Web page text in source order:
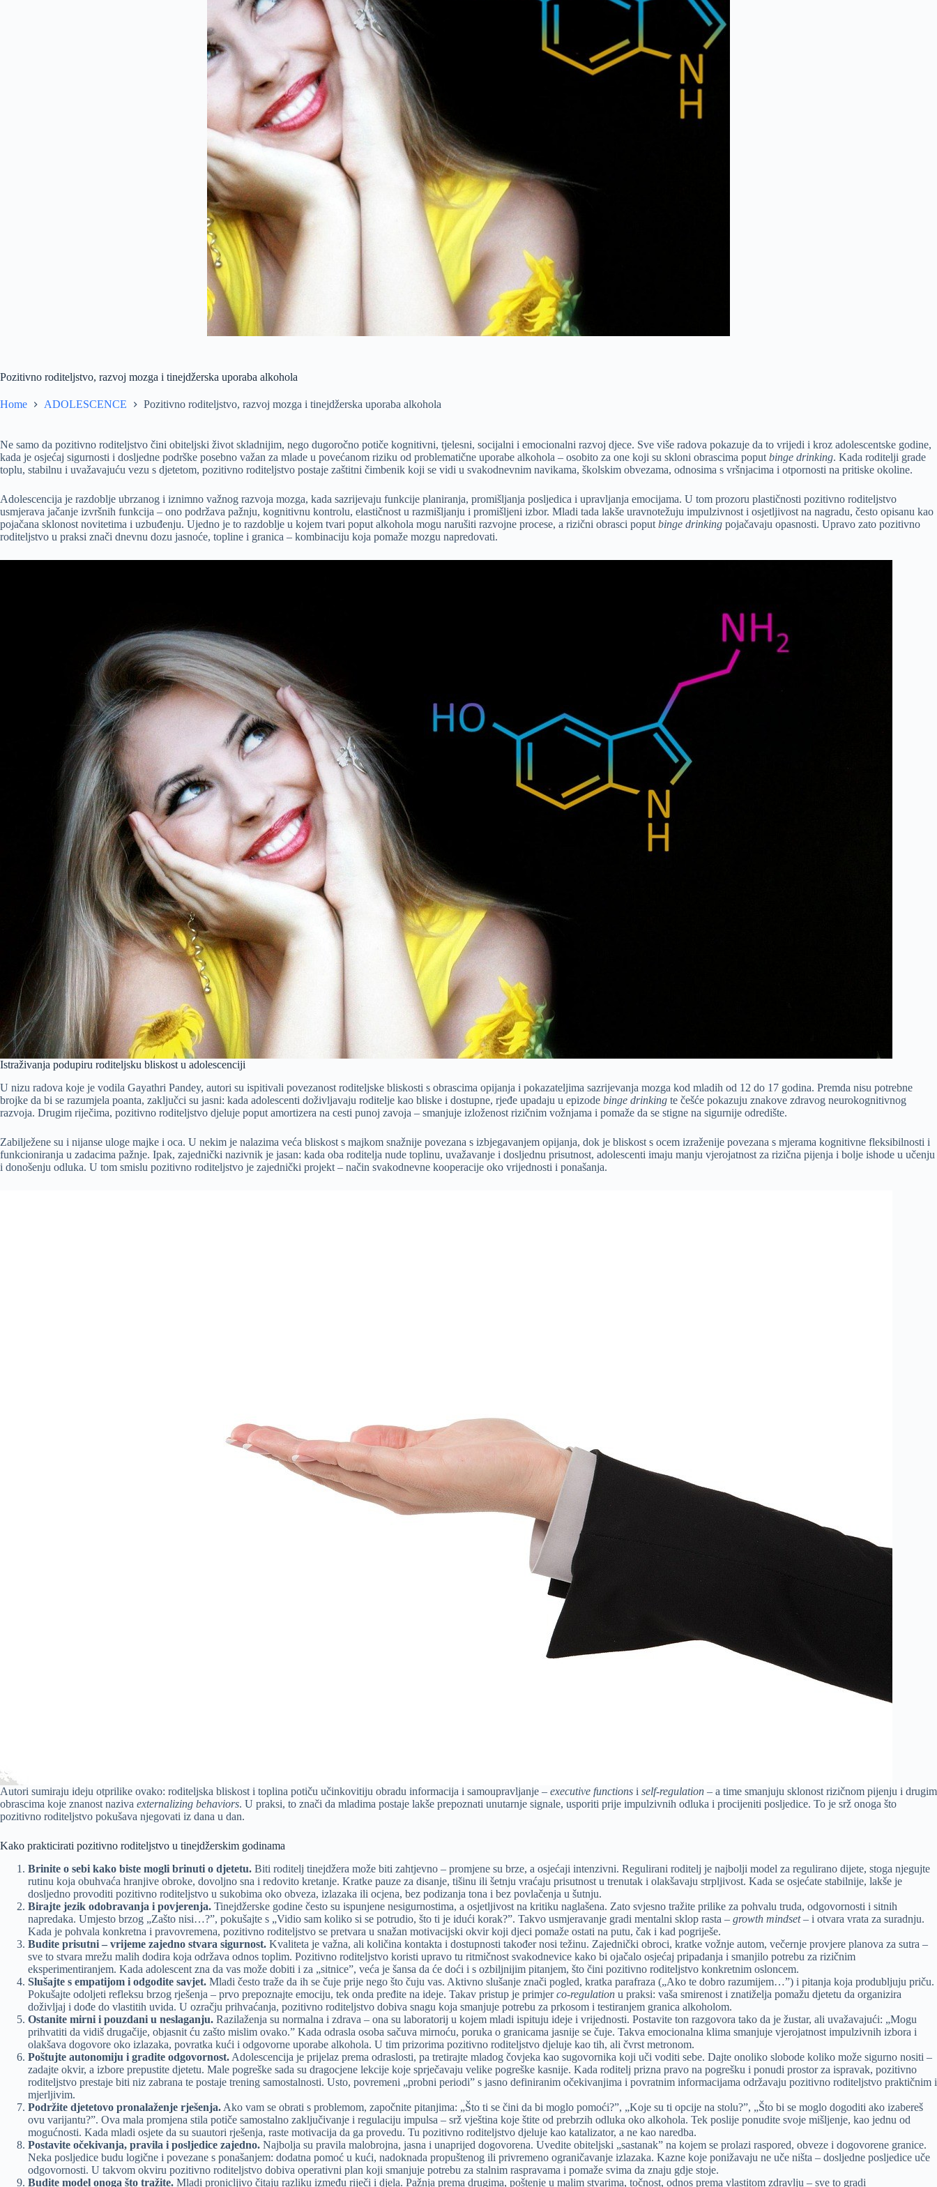
Pozitivno roditeljstvo, razvoj mozga i tinejdžerska uporaba alkohola
Home ADOLESCENCE Pozitivno roditeljstvo, razvoj mozga i tinejdžerska uporaba alkohola
Ne samo da pozitivno roditeljstvo čini obiteljski život skladnijim, nego dugoročno potiče kognitivni, tjelesni, socijalni i emocionalni razvoj djece. Sve više radova pokazuje da to vrijedi i kroz adolescentske godine,
kada je osjećaj sigurnosti i dosljedne podrške posebno važan za mlade u povećanom riziku od problematične uporabe alkohola – osobito za one koji su skloni obrascima poput binge drinking. Kada roditelji grade
toplu, stabilnu i uvažavajuću vezu s djetetom, pozitivno roditeljstvo postaje zaštitni čimbenik koji se vidi u svakodnevnim navikama, školskim obvezama, odnosima s vršnjacima i otpornosti na pritiske okoline.
Adolescencija je razdoblje ubrzanog i iznimno važnog razvoja mozga, kada sazrijevaju funkcije planiranja, promišljanja posljedica i upravljanja emocijama. U tom prozoru plastičnosti pozitivno roditeljstvo
usmjerava jačanje izvršnih funkcija – ono podržava pažnju, kognitivnu kontrolu, elastičnost u razmišljanju i promišljeni izbor. Mladi tada lakše uravnotežuju impulzivnost i osjetljivost na nagradu, često opisanu kao
pojačana sklonost novitetima i uzbuđenju. Ujedno je to razdoblje u kojem tvari poput alkohola mogu narušiti razvojne procese, a rizični obrasci poput binge drinking pojačavaju opasnosti. Upravo zato pozitivno
roditeljstvo u praksi znači dnevnu dozu jasnoće, topline i granica – kombinaciju koja pomaže mozgu napredovati.
Istraživanja podupiru roditeljsku bliskost u adolescenciji
U nizu radova koje je vodila Gayathri Pandey, autori su ispitivali povezanost roditeljske bliskosti s obrascima opijanja i pokazateljima sazrijevanja mozga kod mladih od 12 do 17 godina. Premda nisu potrebne
brojke da bi se razumjela poanta, zaključci su jasni: kada adolescenti doživljavaju roditelje kao bliske i dostupne, rjeđe upadaju u epizode binge drinking te češće pokazuju znakove zdravog neurokognitivnog
razvoja. Drugim riječima, pozitivno roditeljstvo djeluje poput amortizera na cesti punoj zavoja – smanjuje izloženost rizičnim vožnjama i pomaže da se stigne na sigurnije odredište.
Zabilježene su i nijanse uloge majke i oca. U nekim je nalazima veća bliskost s majkom snažnije povezana s izbjegavanjem opijanja, dok je bliskost s ocem izraženije povezana s mjerama kognitivne fleksibilnosti i
funkcioniranja u zadacima pažnje. Ipak, zajednički nazivnik je jasan: kada oba roditelja nude toplinu, uvažavanje i dosljednu prisutnost, adolescenti imaju manju vjerojatnost za rizična pijenja i bolje ishode u učenju
i donošenju odluka. U tom smislu pozitivno roditeljstvo je zajednički projekt – način svakodnevne kooperacije oko vrijednosti i ponašanja.
Autori sumiraju ideju otprilike ovako: roditeljska bliskost i toplina potiču učinkovitiju obradu informacija i samoupravljanje – executive functions i self-regulation – a time smanjuju sklonost rizičnom pijenju i drugim
obrascima koje znanost naziva externalizing behaviors. U praksi, to znači da mladima postaje lakše prepoznati unutarnje signale, usporiti prije impulzivnih odluka i procijeniti posljedice. To je srž onoga što
pozitivno roditeljstvo pokušava njegovati iz dana u dan.
Kako prakticirati pozitivno roditeljstvo u tinejdžerskim godinama
Brinite o sebi kako biste mogli brinuti o djetetu. Biti roditelj tinejdžera može biti zahtjevno – promjene su brze, a osjećaji intenzivni. Regulirani roditelj je najbolji model za regulirano dijete, stoga njegujte
rutinu koja obuhvaća hranjive obroke, dovoljno sna i redovito kretanje. Kratke pauze za disanje, tišinu ili šetnju vraćaju prisutnost u trenutak i olakšavaju strpljivost. Kada se osjećate stabilnije, lakše je
dosljedno provoditi pozitivno roditeljstvo u sukobima oko obveza, izlazaka ili ocjena, bez podizanja tona i bez povlačenja u šutnju.
Birajte jezik odobravanja i povjerenja. Tinejdžerske godine često su ispunjene nesigurnostima, a osjetljivost na kritiku naglašena. Zato svjesno tražite prilike za pohvalu truda, odgovornosti i sitnih
napredaka. Umjesto brzog „Zašto nisi…?”, pokušajte s „Vidio sam koliko si se potrudio, što ti je idući korak?”. Takvo usmjeravanje gradi mentalni sklop rasta – growth mindset– i otvara vrata za suradnju.
Kada je pohvala konkretna i pravovremena, pozitivno roditeljstvo se pretvara u snažan motivacijski okvir koji djeci pomaže ostati na putu, čak i kad pogriješe.
Budite prisutni – vrijeme zajedno stvara sigurnost. Kvaliteta je važna, ali količina kontakta i dostupnosti također nosi težinu. Zajednički obroci, kratke vožnje autom, večernje provjere planova za sutra –
sve to stvara mrežu malih dodira koja održava odnos toplim. Pozitivno roditeljstvo koristi upravo tu ritmičnost svakodnevice kako bi ojačalo osjećaj pripadanja i smanjilo potrebu za rizičnim
eksperimentiranjem. Kada adolescent zna da vas može dobiti i za „sitnice”, veća je šansa da će doći i s ozbiljnijim pitanjem, što čini pozitivno roditeljstvo konkretnim osloncem.
Slušajte s empatijom i odgodite savjet. Mladi često traže da ih se čuje prije nego što čuju vas. Aktivno slušanje znači pogled, kratka parafraza („Ako te dobro razumijem…”) i pitanja koja produbljuju priču.
Pokušajte odoljeti refleksu brzog rješenja – prvo prepoznajte emociju, tek onda pređite na ideje. Takav pristup je primjerco-regulation u praksi: vaša smirenost i znatiželja pomažu djetetu da organizira
doživljaj i dođe do vlastitih uvida. U ozračju prihvaćanja, pozitivno roditeljstvo dobiva snagu koja smanjuje potrebu za prkosom i testiranjem granica alkoholom.
Ostanite mirni i pouzdani u neslaganju. Razilaženja su normalna i zdrava – ona su laboratorij u kojem mladi ispituju ideje i vrijednosti. Postavite ton razgovora tako da je žustar, ali uvažavajući: „Mogu
prihvatiti da vidiš drugačije, objasnit ću zašto mislim ovako.” Kada odrasla osoba sačuva mirnoću, poruka o granicama jasnije se čuje. Takva emocionalna klima smanjuje vjerojatnost impulzivnih izbora i
olakšava dogovore oko izlazaka, povratka kući i odgovorne uporabe alkohola. U tim prizorima pozitivno roditeljstvo djeluje kao tih, ali čvrst metronom.
Poštujte autonomiju i gradite odgovornost. Adolescencija je prijelaz prema odraslosti, pa tretirajte mladog čovjeka kao sugovornika koji uči voditi sebe. Dajte onoliko slobode koliko može sigurno nositi –
zadajte okvir, a izbore prepustite djetetu. Male pogreške sada su dragocjene lekcije koje sprječavaju velike pogreške kasnije. Kada roditelj prizna pravo na pogrešku i ponudi prostor za ispravak, pozitivno
roditeljstvo prestaje biti niz zabrana te postaje trening samostalnosti. Usto, povremeni „probni periodi” s jasno definiranim očekivanjima i povratnim informacijama održavaju pozitivno roditeljstvo praktičnim i
mjerljivim.
Podržite djetetovo pronalaženje rješenja. Ako vam se obrati s problemom, započnite pitanjima: „Što ti se čini da bi moglo pomoći?”, „Koje su ti opcije na stolu?”, „Što bi se moglo dogoditi ako izabereš
ovu varijantu?”. Ova mala promjena stila potiče samostalno zaključivanje i regulaciju impulsa – srž vještina koje štite od prebrzih odluka oko alkohola. Tek poslije ponudite svoje mišljenje, kao jednu od
mogućnosti. Kada mladi osjete da su suautori rješenja, raste motivacija da ga provedu. Tu pozitivno roditeljstvo djeluje kao katalizator, a ne kao naredba.
Postavite očekivanja, pravila i posljedice zajedno. Najbolja su pravila malobrojna, jasna i unaprijed dogovorena. Uvedite obiteljski „sastanak” na kojem se prolazi raspored, obveze i dogovorene granice.
Neka posljedice budu logične i povezane s ponašanjem: dodatna pomoć u kući, nadoknada propuštenog ili privremeno ograničavanje izlazaka. Kazne koje ponižavaju ne uče ništa – dosljedne posljedice uče
odgovornosti. U takvom okviru pozitivno roditeljstvo dobiva operativni plan koji smanjuje potrebu za stalnim raspravama i pomaže svima da znaju gdje stoje.
Budite model onoga što tražite. Mladi pronicljivo čitaju razliku između riječi i djela. Pažnja prema drugima, poštenje u malim stvarima, točnost, odnos prema vlastitom zdravlju – sve to gradi